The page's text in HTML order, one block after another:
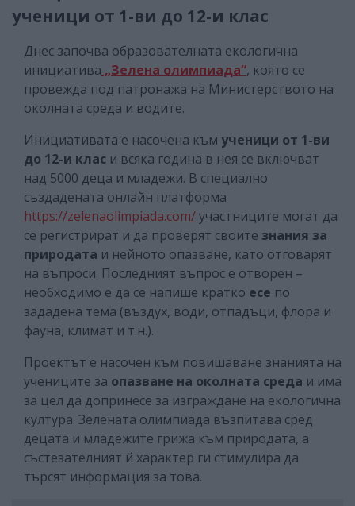
ученици от 1-ви до 12-и клас
Днес започва образователната екологична
инициатива „Зелена олимпиада“, която се
провежда под патронажа на Министерството на
околната среда и водите.
Инициативата е насочена към ученици от 1-ви
до 12-и клас и всяка година в нея се включват
над 5000 деца и младежи. В специално
създадената онлайн платформа
https://zelenaolimpiada.com/участниците могат да
се регистрират и да проверят своите знания за
природата и нейното опазване, като отговарят
на въпроси. Последният въпрос е отворен –
необходимо е да се напише кратко есе по
зададена тема (въздух, води, отпадъци, флора и
фауна, климат и т.н.).
Проектът е насочен към повишаване знанията на
учениците за опазване на околната среда и има
за цел да допринесе за изграждане на екологична
култура. Зелената олимпиада възпитава сред
децата и младежите грижа към природата, а
състезателният й характер ги стимулира да
търсят информация за това.